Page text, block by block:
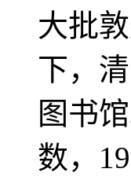
大批
下，
图书
数，